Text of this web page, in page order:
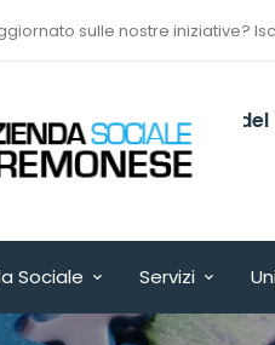
sulle nostre iniziative?
Sant’Antonio del
n. 9/A
- ITALY
Sociale Servizi